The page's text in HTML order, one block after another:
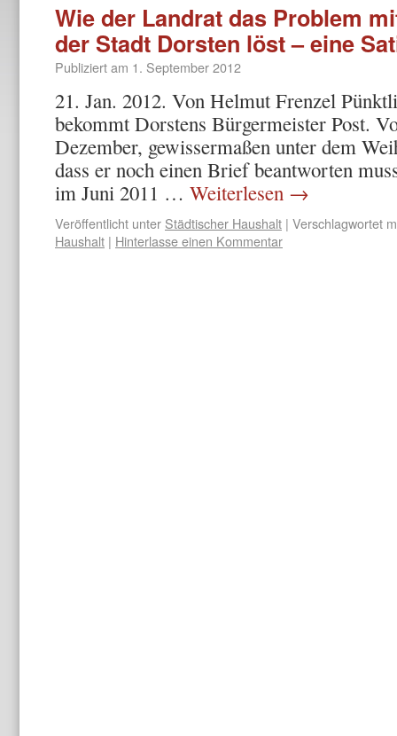
Wie der Landrat das Problem
der Stadt Dorsten löst – eine
Publiziert am 1. September 2012
21. Jan. 2012. Von Helmut Frenzel
bekommt Dorstens Bürgermeister Post.
Dezember, gewissermaßen unter dem
dass er noch einen Brief beantworten
im Juni 2011 … Weiterlesen →
Veröffentlicht unter Städtischer Haushalt | Verschlagwortet
Haushalt | Hinterlasse einen Kommentar